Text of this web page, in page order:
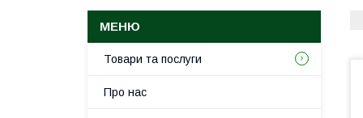
Товари та послуги
Про нас